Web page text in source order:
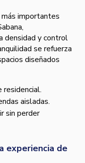
más importantes
densidad y control
se refuerza
diseñados
residencial.
aisladas.
sin perder
experiencia de